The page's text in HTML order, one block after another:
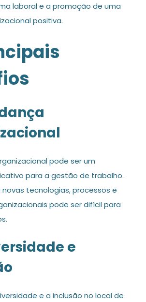
laboral e a promoção de uma
positiva.
pode ser um
para a gestão de trabalho.
tecnologias, processos e
pode ser difícil para
e
e a inclusão no local de